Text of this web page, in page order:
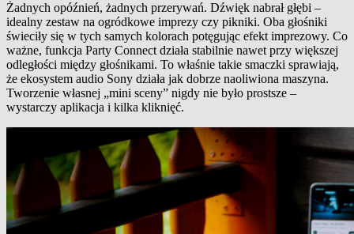
Żadnych opóźnień, żadnych przerywań. Dźwięk nabrał głębi –
idealny zestaw na ogródkowe imprezy czy pikniki. Oba głośniki
świeciły się w tych samych kolorach potęgując efekt imprezowy. Co
ważne, funkcja Party Connect działa stabilnie nawet przy większej
odległości między głośnikami. To właśnie takie smaczki sprawiają,
że ekosystem audio Sony działa jak dobrze naoliwiona maszyna.
Tworzenie własnej „mini sceny” nigdy nie było prostsze –
wystarczy aplikacja i kilka kliknięć.